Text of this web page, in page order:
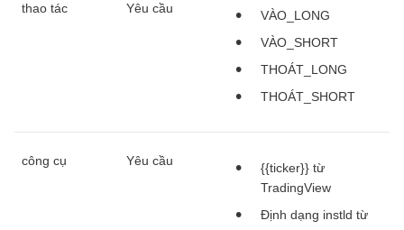
thao tác Yêu cầu
VÀO_LONG
VÀO_SHORT
THOÁT_LONG
THOÁT_SHORT
công cụ Yêu cầu
{{ticker}} từ
TradingView
Định dạng instld từ